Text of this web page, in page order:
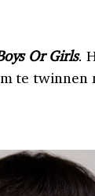
Or Girls.
te